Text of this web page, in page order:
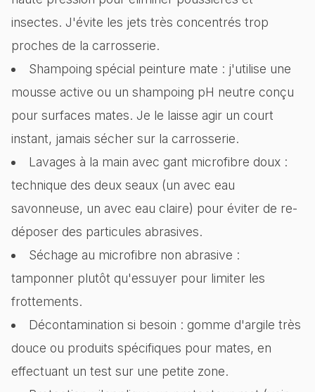
insectes. J'évite les jets très concentrés trop
proches de la carrosserie.
Shampoing spécial peinture mate : j'utilise une
mousse active ou un shampoing pH neutre conçu
pour surfaces mates. Je le laisse agir un court
instant, jamais sécher sur la carrosserie.
Lavages à la main avec gant microfibre doux :
technique des deux seaux (un avec eau
savonneuse, un avec eau claire) pour éviter de re-
déposer des particules abrasives.
Séchage au microfibre non abrasive :
tamponner plutôt qu'essuyer pour limiter les
frottements.
Décontamination si besoin : gomme d'argile très
douce ou produits spécifiques pour mates, en
effectuant un test sur une petite zone.